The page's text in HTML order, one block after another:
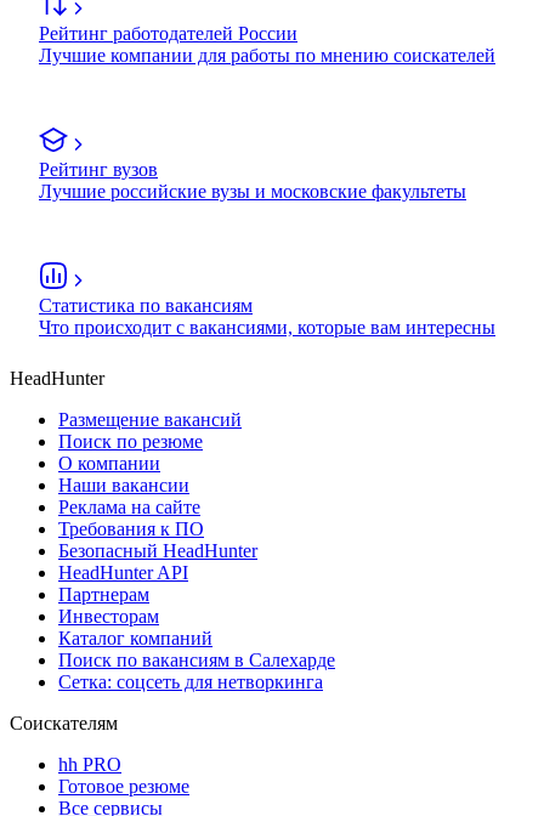
Рейтинг работодателей России
Лучшие компании для работы по мнению соискателей
Рейтинг вузов
Лучшие российские вузы и московские факультеты
Статистика по вакансиям
Что происходит с вакансиями, которые вам интересны
HeadHunter
Размещение вакансий
Поиск по резюме
О компании
Наши вакансии
Реклама на сайте
Требования к ПО
Безопасный HeadHunter
HeadHunter API
Партнерам
Инвесторам
Каталог компаний
Поиск по вакансиям в Салехарде
Сетка: соцсеть для нетворкинга
Соискателям
hh PRO
Готовое резюме
Все сервисы